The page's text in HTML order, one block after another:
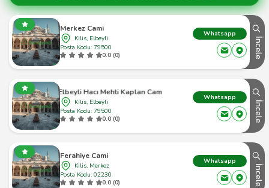
Merkez Cami
Kilis, Elbeyli
Posta Kodu: 79500
0.0 (0)
Whatsapp
İncele
Elbeyli Hacı Mehti Kaplan Camii
Kilis, Elbeyli
Posta Kodu: 79500
0.0 (0)
Whatsapp
İncele
Ferahiye Cami
Kilis, Merkez
Posta Kodu: 02230
0.0 (0)
Whatsapp
İncele